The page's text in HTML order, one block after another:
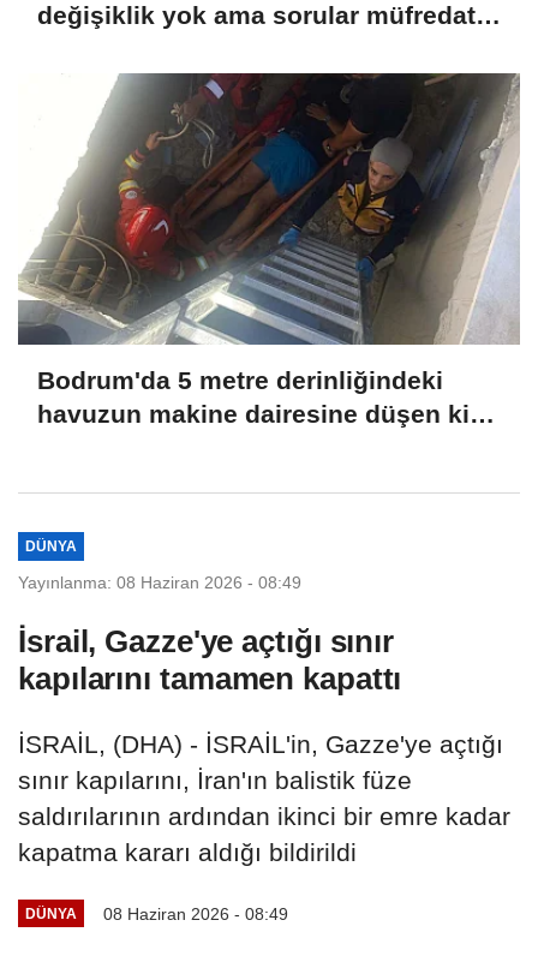
değişiklik yok ama sorular müfredata
Bodrum'da 5 metre derinliğindeki
havuzun makine dairesine düşen kişi
DÜNYA
Yayınlanma: 08 Haziran 2026 - 08:49
İsrail, Gazze'ye açtığı sınır
kapılarını tamamen kapattı
İSRAİL, (DHA) - İSRAİL'in, Gazze'ye açtığı
sınır kapılarını, İran'ın balistik füze
saldırılarının ardından ikinci bir emre kadar
kapatma kararı aldığı bildirildi
DÜNYA 08 Haziran 2026 - 08:49